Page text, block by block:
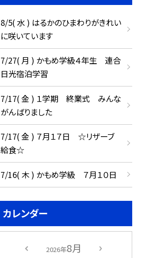
8/5( 水 ) はるかのひまわりがきれい
に咲いています
7/27( 月 ) かもめ学級４年生 連合
日光宿泊学習
7/17( 金 ) １学期 終業式 みんな
がんばりました
7/17( 金 ) ７月１７日 ☆リザーブ
給食☆
7/16( 木 ) かもめ学級 ７月１０日
カレンダー
2026年8月